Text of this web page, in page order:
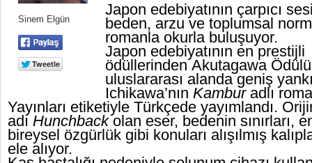
Sinem Elgün
Japon edebiyatının çarpıcı
beden, arzu ve toplumsal
romanla okurla buluşuyor.
Japon edebiyatının en prestijli
ödüllerinden Akutagawa
uluslararası alanda geniş
Ichikawa’nın Kamburadlı
Yayınları etiketiyle Türkçede yayımlandı.
adı Hunchbackolan eser, bedenin sınırları,
bireysel özgürlük gibi konuları alışılmış
ele alıyor.